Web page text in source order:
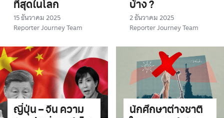
ที่สุดในโลก
15 ธันวาคม 2025
Reporter Journey Team
บ้าง ?
2 ธันวาคม 2025
Reporter Journey Team
ญี่ปุ่น – จีน ความ
นักศึกษาต่างชาติ